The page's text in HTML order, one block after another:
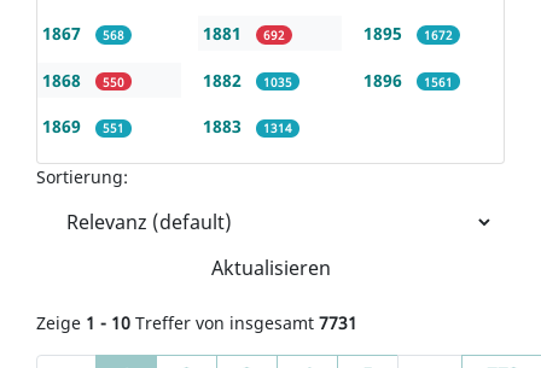
1867 568
1868 550
1869 551
1881 692
1882 1035
1883 1314
1895 1672
1896 1561
Sortierung:
Aktualisieren
Zeige 1 - 10 Treffer von insgesamt 7731